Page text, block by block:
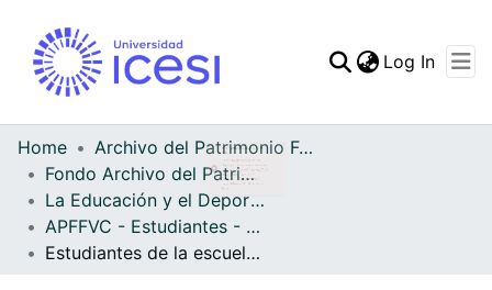
Log In
Home
Archivo del Patrimonio Fotográfico y Fílmico del Valle del Cauca
Fondo Archivo del Patrimonio Fotográfico y Fílmico del Valle del Cauca
La Educación y el Deporte
APFFVC - Estudiantes - Patrimonial
Estudiantes de la escuela Alfonso Aragón